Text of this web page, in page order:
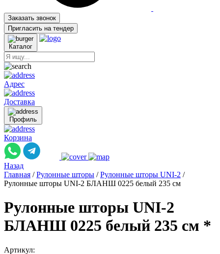
Заказать звонок
Пригласить на тендер
Каталог
Адрес
Доставка
Профиль
Корзина
Назад
Главная / Рулонные шторы / Рулонные шторы UNI-2 /
Рулонные шторы UNI-2 БЛАНШ 0225 белый 235 см
Рулонные шторы UNI-2
БЛАНШ 0225 белый 235 см *
Артикул: